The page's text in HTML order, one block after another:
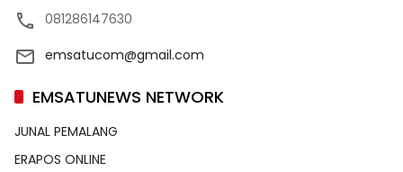
081286147630
emsatucom@gmail.com
EMSATUNEWS NETWORK
JUNAL PEMALANG
ERAPOS ONLINE